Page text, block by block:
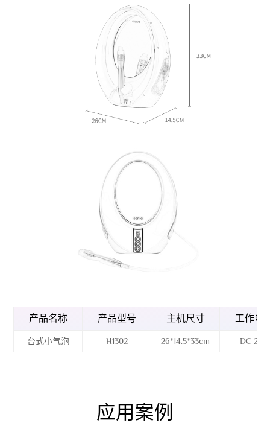
产品名称 产品型号 主机尺寸 工作电
台式小气泡 H1302 26*14.5*33cm DC 24V
应用案例